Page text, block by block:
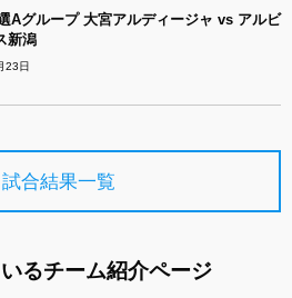
Aグループ 大宮アルディージャ vs アルビ
新潟
23日
試合結果一覧
るチーム紹介ページ